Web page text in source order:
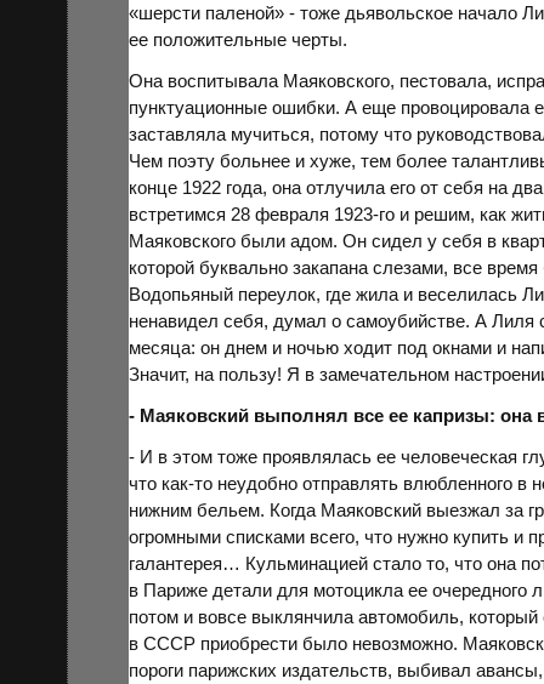
«шерсти паленой» - тоже дьявольское начало
ее положительные черты.
Она воспитывала Маяковского, пестовала,
пунктуационные ошибки. А еще провоцировала
заставляла мучиться, потому что
Чем поэту больнее и хуже, тем более
конце 1922 года, она отлучила его от себя на
встретимся 28 февраля 1923-го и решим, как
Маяковского были адом. Он сидел у себя в
которой буквально закапана слезами, все
Водопьяный переулок, где жила и веселилась
ненавидел себя, думал о самоубийстве. А
месяца: он днем и ночью ходит под окнами и
Значит, на пользу! Я в замечательном
- Маяковский выполнял все ее капризы: она
- И в этом тоже проявлялась ее человеческая
что как-то неудобно отправлять влюбленного в
нижним бельем. Когда Маяковский выезжал за
огромными списками всего, что нужно купить и
галантерея… Кульминацией стало то, что она
в Париже детали для мотоцикла ее очередного
потом и вовсе выклянчила автомобиль,
в СССР приобрести было невозможно.
пороги парижских издательств, выбивал